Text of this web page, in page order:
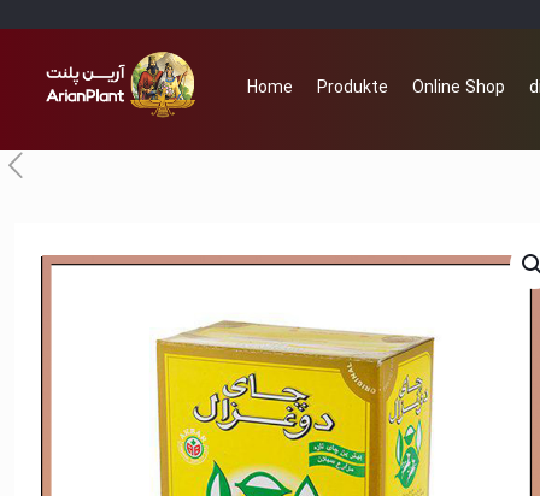
Home Produkte Online Shop